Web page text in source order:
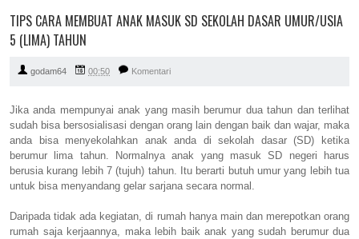
TIPS CARA MEMBUAT ANAK MASUK SD SEKOLAH DASAR UMUR/USIA
5 (LIMA) TAHUN
godam64 00:50 Komentari
Jika anda mempunyai anak yang masih berumur dua tahun dan terlihat
sudah bisa bersosialisasi dengan orang lain dengan baik dan wajar, maka
anda bisa menyekolahkan anak anda di sekolah dasar (SD) ketika
berumur lima tahun. Normalnya anak yang masuk SD negeri harus
berusia kurang lebih 7 (tujuh) tahun. Itu berarti butuh umur yang lebih tua
untuk bisa menyandang gelar sarjana secara normal.
Daripada tidak ada kegiatan, di rumah hanya main dan merepotkan orang
rumah saja kerjaannya, maka lebih baik anak yang sudah berumur dua